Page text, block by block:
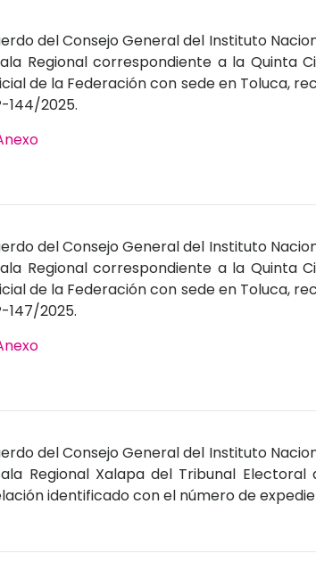
del Consejo General del Instituto
Regional correspondiente a la Quinta
de la Federación con sede en Toluca,
144/2025.
del Consejo General del Instituto
Regional correspondiente a la Quinta
de la Federación con sede en Toluca,
147/2025.
del Consejo General del Instituto
Regional Xalapa del Tribunal
identificado con el número de